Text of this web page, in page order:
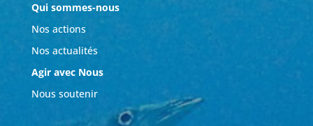
Qui sommes-nous
Nos actions
Nos actualités
Agir avec Nous
Nous soutenir